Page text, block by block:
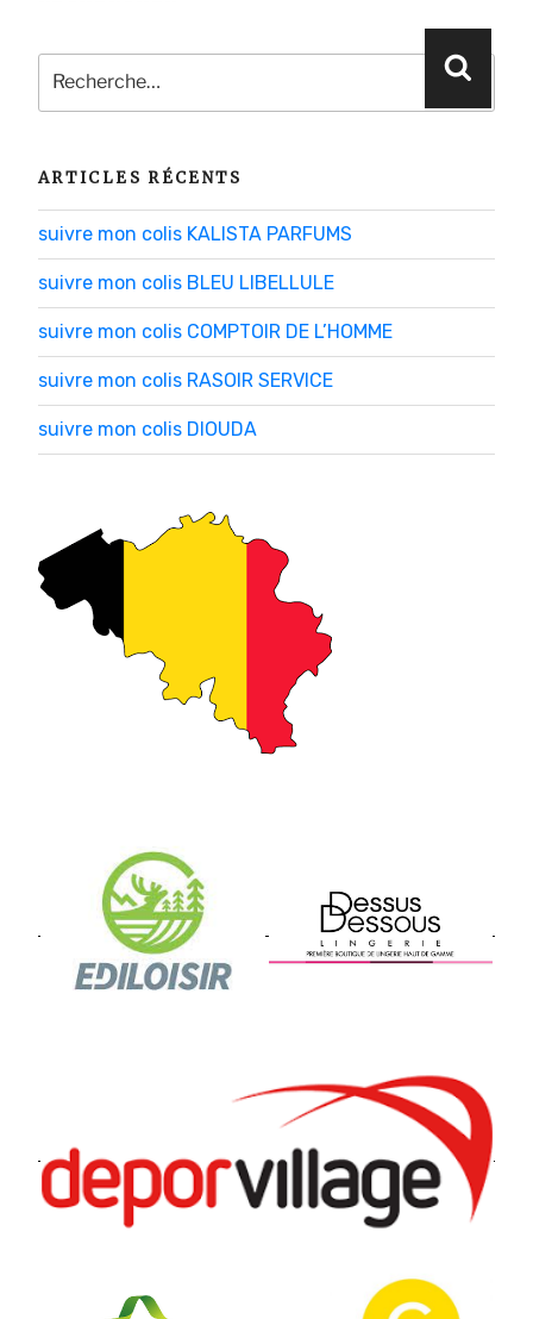
Recherche
pour
:
ARTICLES RÉCENTS
suivre mon colis KALISTA PARFUMS
suivre mon colis BLEU LIBELLULE
suivre mon colis COMPTOIR DE L’HOMME
suivre mon colis RASOIR SERVICE
suivre mon colis DIOUDA